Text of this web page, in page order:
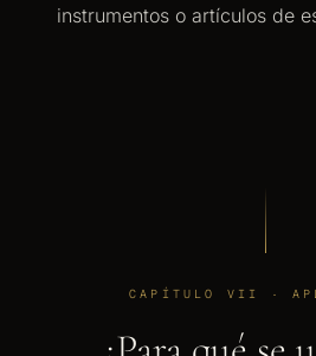
instrumentos o artículos de
CAPÍTULO VII ·